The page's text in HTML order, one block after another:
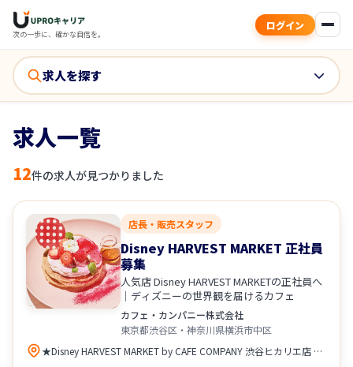
次の一歩に、確かな自信を。
ログイン
求人を探す
求人一覧
12件の求人が見つかりました
店長・販売スタッフ
Disney HARVEST MARKET 正社員
募集
人気店 Disney HARVEST MARKETの正社員へ
｜ディズニーの世界観を届けるカフェ
カフェ・カンパニー株式会社
東京都渋谷区・神奈川県横浜市中区
★Disney HARVEST MARKET by CAFE COMPANY 渋谷ヒカリエ店 東京都渋谷区渋谷2-21-1 渋谷ヒカリエ7F アクセス ・各線「渋谷駅」直結、徒歩圏内 ★Disney HARVEST MARKET by CAFE COMPANY 横浜赤レンガ倉庫店 神奈川県横浜市中区新港1-1-2 横浜赤レンガ倉庫2号館3F アクセス ・みなとみらい線「日本大通り駅」より徒歩圏内 ・みなとみらい線「馬車道駅」より徒歩圏内 ・JR、横浜市営地下鉄「桜木町駅」より徒歩圏内 配属は、希望や通勤を考慮して決定します。